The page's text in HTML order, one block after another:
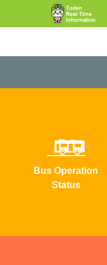
Bus Operation
Status